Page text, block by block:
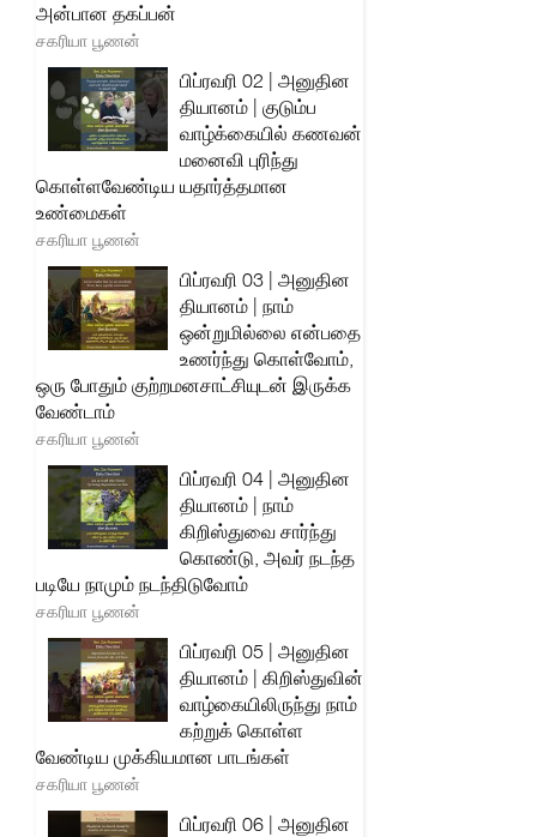
அன்பான தகப்பன்
சகரியா பூணன்
பிப்ரவரி 02 | அனுதின
தியானம் | குடும்ப
வாழ்க்கையில் கணவன்
மனைவி புரிந்து
கொள்ளவேண்டிய யதார்த்தமான
உண்மைகள்
சகரியா பூணன்
பிப்ரவரி 03 | அனுதின
தியானம் | நாம்
ஒன்றுமில்லை என்பதை
உணர்ந்து கொள்வோம்,
ஒரு போதும் குற்றமனசாட்சியுடன் இருக்க
வேண்டாம்
சகரியா பூணன்
பிப்ரவரி 04 | அனுதின
தியானம் | நாம்
கிறிஸ்துவை சார்ந்து
கொண்டு, அவர் நடந்த
படியே நாமும் நடந்திடுவோம்
சகரியா பூணன்
பிப்ரவரி 05 | அனுதின
தியானம் | கிறிஸ்துவின்
வாழ்கையிலிருந்து நாம்
கற்றுக் கொள்ள
வேண்டிய முக்கியமான பாடங்கள்
சகரியா பூணன்
பிப்ரவரி 06 | அனுதின